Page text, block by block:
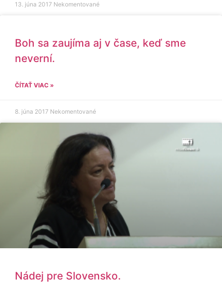
13. júna 2017 Nekomentované
Boh sa zaujíma aj v čase, keď sme
neverní.
ČÍTAŤ VIAC »
8. júna 2017 Nekomentované
Nádej pre Slovensko.